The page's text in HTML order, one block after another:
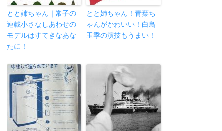
とと姉ちゃん｜常子の
連載小さなしあわせの
モデルはすてきなあな
たに！
とと姉ちゃん！青葉ち
ゃんがかわいい！白鳥
玉季の演技もうまい！